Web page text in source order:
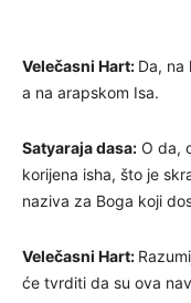
Velečasni Hart: Da, na
a na arapskom Isa.
Satyaraja dasa: O da,
korijena isha, što je
naziva za Boga koji
Velečasni Hart:
će tvrditi da su ova